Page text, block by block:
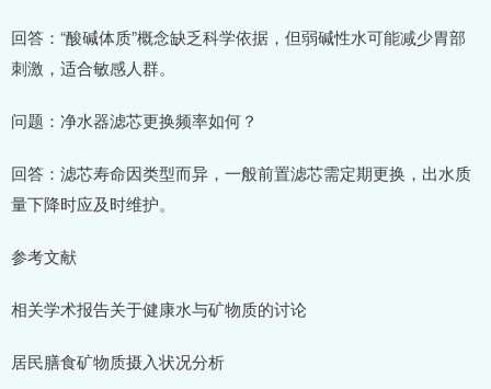
回答：“酸碱体质”概念缺乏科学依据，但弱碱性水可能减少胃部
刺激，适合敏感人群。
问题：净水器滤芯更换频率如何？
回答：滤芯寿命因类型而异，一般前置滤芯需定期更换，出水质
量下降时应及时维护。
参考文献
相关学术报告关于健康水与矿物质的讨论
居民膳食矿物质摄入状况分析